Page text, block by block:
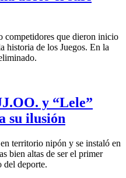
competidores que dieron inicio
historia de los Juegos. En la
y “Lele”
su ilusión
territorio nipón y se instaló en
bien altas de ser el primer
del deporte.